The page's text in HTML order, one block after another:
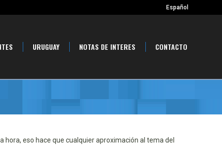
Español
URUGUAY NOTAS DE INTERES CONTACTO
eso hace que cualquier aproximación al tema del